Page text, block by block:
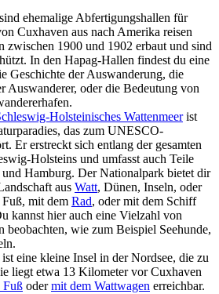
sind ehemalige Abfertigungshallen für
Cuxhaven aus nach Amerika reisen
zwischen 1900 und 1902 erbaut und sind
In den Hapag-Hallen findest du eine
Geschichte der Auswanderung, die
Auswanderer, oder die Bedeutung von
Holsteinisches Wattenmeerist
das zum UNESCO-
Er erstreckt sich entlang der gesamten
Holsteins und umfasst auch Teile
und Hamburg. Der Nationalpark bietet dir
aus Watt, Dünen, Inseln, oder
mit dem Rad, oder mit dem Schiff
kannst hier auch eine Vielzahl von
beobachten, wie zum Beispiel Seehunde,
ist eine kleine Insel in der Nordsee, die zu
liegt etwa 13 Kilometer vor Cuxhaven
Fuß odermit dem Wattwagen erreichbar.